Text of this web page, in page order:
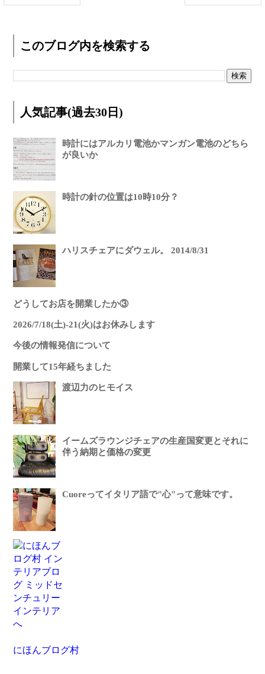
このブログ内を検索する
人気記事(過去30日)
時計にはアルカリ電池かマンガン電池のどちら
が良いか
時計の針の位置は10時10分？
ハリスチェアにダウェル。 2014/8/31
どうしてお店を開業したか③
2026/7/18(土)-21(火)はお休みします
今後の情報発信について
開業して15年経ちました
渡辺力のヒモイス
イームズラウンジチェアの生産国変更とそれに
伴う納期と価格の変更
Cuoreってイタリア語で"心"って意味です。
にほんブログ村